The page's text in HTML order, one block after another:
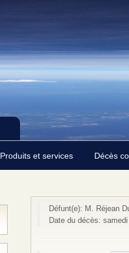
Produits et services Décès
Défunt(e): M. Réjean
Date du décès: